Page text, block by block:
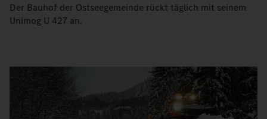
Der Bauhof der Ostseegemeinde rückt täglich mit seinem
Unimog U 427 an.